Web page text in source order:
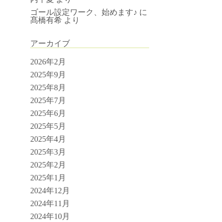
ゴール設定ワーク、始めます♪ に
髙橋有希 より
アーカイブ
2026年2月
2025年9月
2025年8月
2025年7月
2025年6月
2025年5月
2025年4月
2025年3月
2025年2月
2025年1月
2024年12月
2024年11月
2024年10月